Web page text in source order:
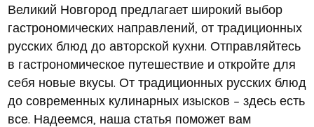
Великий Новгород предлагает широкий выбор
гастрономических направлений, от традиционных
русских блюд до авторской кухни. Отправляйтесь
в гастрономическое путешествие и откройте для
себя новые вкусы. От традиционных русских блюд
до современных кулинарных изысков – здесь есть
все. Надеемся, наша статья поможет вам